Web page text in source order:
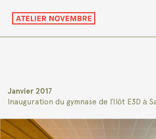
Janvier 2017
Inauguration du gymnase de l’Ilôt E3D à